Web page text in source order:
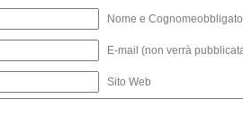
Nome e
E-mail (non verrà
Sito Web